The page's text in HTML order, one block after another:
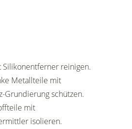
reinigen.
Metallteile mit
Grundierung schützen.
mit
isolieren.